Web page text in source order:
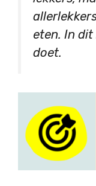
eten. In
doet.